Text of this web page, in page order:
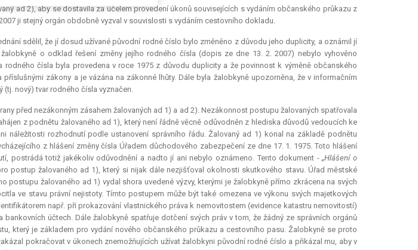
ad 2), aby se dostavila za účelem provedení úkonů souvisejících s vydáním občanského průkazu z
ji stejný orgán obdobně vyzval v souvislosti s vydáním cestovního dokladu.
sdělil, že jí dosud užívané původní rodné číslo bylo změněno z důvodu jeho duplicity, a oznámil jí
o odklad řešení změny jejího rodného čísla (dopis ze dne 13. 2. 2007) nebylo vyhověno
rodného čísla byla provedena v roce 1975 z důvodu duplicity a že povinnost k výměně občanského
zákony a je vázána na zákonné lhůty. Dále byla žalobkyně upozorněna, že v informačním
(tj. nový) tvar rodného čísla vyznačen.
před nezákonným zásahem žalovaných ad 1) a ad 2). Nezákonnost postupu žalovaných spatřovala
z podnětu žalovaného ad 1), který není řádně věcně odůvodněn z hlediska důvodů vedoucích ke
náležitosti rozhodnutí podle ustanovení správního řádu. Žalovaný ad 1) konal na základě podnětu
z hlášení změny čísla Úřadem důchodového zabezpečení ze dne 17. 1. 1975. Toto hlášení
postrádá totiž jakékoliv odůvodnění a nadto jí ani nebylo oznámeno. Tento dokument -„Hlášení o
postup žalovaného ad 1), který si nijak dále nezjišťoval okolnosti skutkového stavu. Úřad městské
postupu žalovaného ad 1) vydal shora uvedené výzvy, kterými je žalobkyně přímo zkrácena na svých
ve stavu právní nejistoty. Tímto postupem může být také omezena ve výkonu svých majetkových
např. při prokazování vlastnického práva k nemovitostem (evidence katastru nemovitostí)
účtech. Dále žalobkyně spatřuje dotčení svých práv v tom, že žádný ze správních orgánů
který je základem pro vydání nového občanského průkazu a cestovního pasu. Žalobkyně se proto
pokračovat v úkonech znemožňujících užívat žalobkyni původní rodné číslo a přikázal mu, aby v